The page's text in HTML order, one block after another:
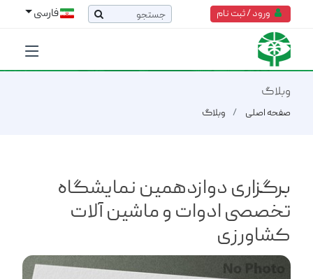
ورود / ثبت نام فارسی
وبلاگ
صفحه اصلی وبلاگ
برگزاری دوازدهمین نمایشگاه
تخصصی ادوات و ماشین آلات
کشاورزی